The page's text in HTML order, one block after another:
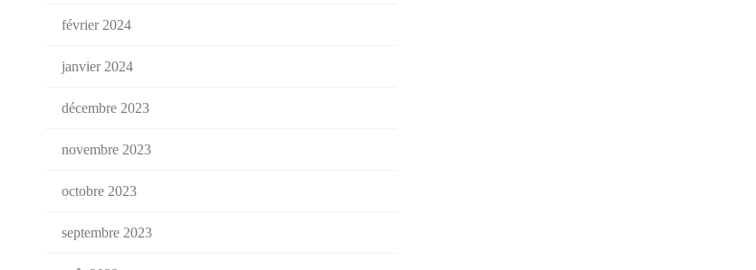
février 2024
janvier 2024
décembre 2023
novembre 2023
octobre 2023
septembre 2023